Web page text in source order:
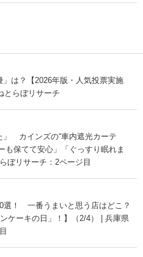
は？【2026年版・人気投票実施
とらぼリサーチ
」 カインズの“車内遮光カーテ
保てて安心」「ぐっすり眠れま
ぼリサーチ：2ページ目
選！ 一番うまいと思う店はどこ？
ケーキの日」！】（2/4） | 兵庫県